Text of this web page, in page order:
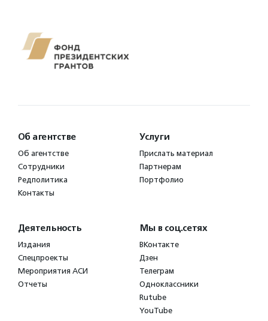
Об агентстве
Об агентстве
Сотрудники
Редполитика
Контакты
Услуги
Прислать материал
Партнерам
Портфолио
Деятельность
Издания
Спецпроекты
Мероприятия АСИ
Отчеты
Мы в соц.сетях
ВКонтакте
Дзен
Телеграм
Одноклассники
Rutube
YouTube